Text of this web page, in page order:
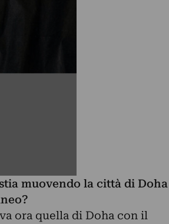
muovendo la città di Doha
ora quella di Doha con il